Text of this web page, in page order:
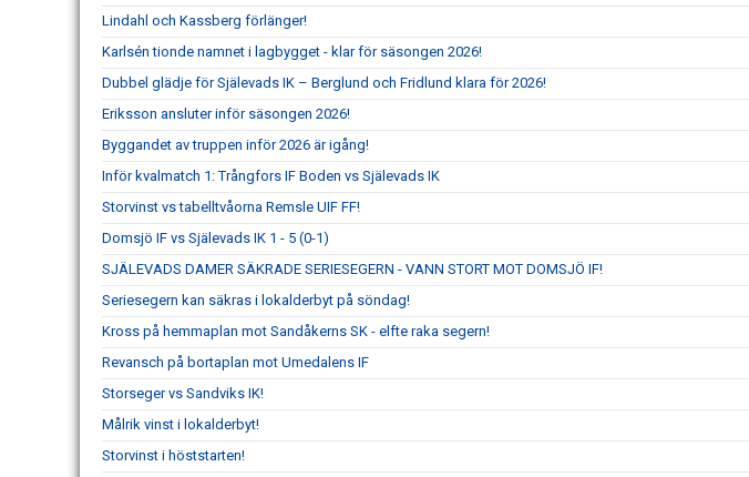
Lindahl och Kassberg förlänger!
Karlsén tionde namnet i lagbygget - klar för säsongen 2026!
Dubbel glädje för Själevads IK – Berglund och Fridlund klara för 2026!
Eriksson ansluter inför säsongen 2026!
Byggandet av truppen inför 2026 är igång!
Inför kvalmatch 1: Trångfors IF Boden vs Själevads IK
Storvinst vs tabelltvåorna Remsle UIF FF!
Domsjö IF vs Själevads IK 1 - 5 (0-1)
SJÄLEVADS DAMER SÄKRADE SERIESEGERN - VANN STORT MOT DOMSJÖ IF!
Seriesegern kan säkras i lokalderbyt på söndag!
Kross på hemmaplan mot Sandåkerns SK - elfte raka segern!
Revansch på bortaplan mot Umedalens IF
Storseger vs Sandviks IK!
Målrik vinst i lokalderbyt!
Storvinst i höststarten!